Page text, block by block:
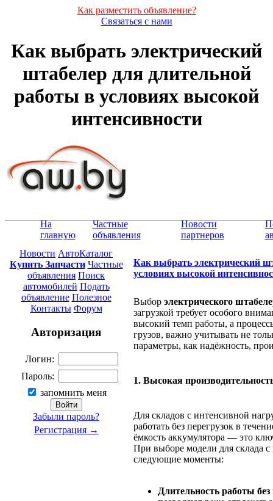
Как разместить объявление?
Связаться с нами
Как выбрать электрический
штабелер для длительной
работы в условиях высокой
интенсивности
На
главную
Частные
объявления
Новости
партнеров
Новости АвтоКаталог
Купить Запчасти Частные
объявления Поиск
автомобилей Подать
объявление Полезное
Контакты Форум
Авторизация
Логин:
Пароль:
запомнить меня
Забыли пароль?
Регистрация →
Как выбрать электрический
условиях высокой
Выбор электрического
загрузкой требует особого
высокий темп работы, а
грузов, важно учитывать не
параметры, как надёжность,
1. Высокая
Для складов с интенсивной
работать без перегрузок в
ёмкость аккумулятора — это
При выборе модели для склада с
следующие моменты:
Длительность работы без